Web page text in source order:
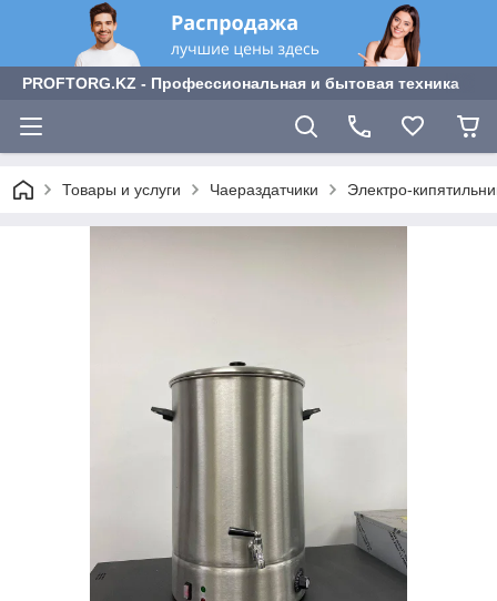
PROFTORG.KZ - Профессиональная и бытовая техника
Товары и услуги Чаераздатчики Электро-